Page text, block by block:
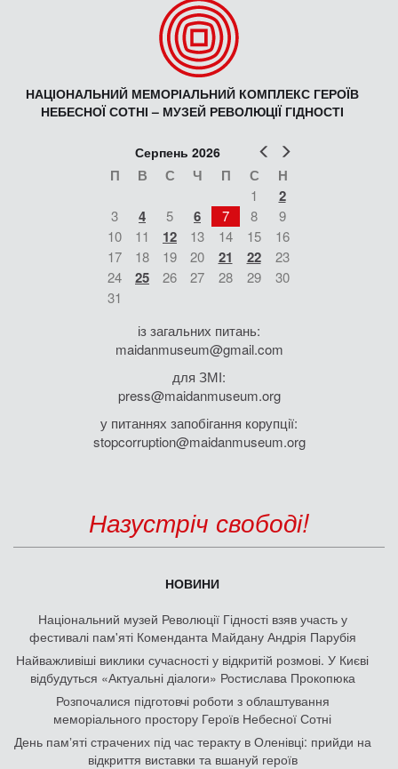
НАЦІОНАЛЬНИЙ МЕМОРІАЛЬНИЙ КОМПЛЕКС ГЕРОЇВ
НЕБЕСНОЇ СОТНІ – МУЗЕЙ РЕВОЛЮЦІЇ ГІДНОСТІ
Попер
Серпень 2026
П В С Ч П С Н
1 2
3 4 5 6 7 8
9
10
11 12 13 14 15
16
17
18 19 20 21 22
23
24
25 26 27 28 29
30
31
із загальних питань:
maidanmuseum@gmail.com
для ЗМІ:
press@maidanmuseum.org
у питаннях запобігання корупції:
stopcorruption@maidanmuseum.org
Назустріч свободі!
НОВИНИ
Національний музей Революції Гідності взяв участь у
фестивалі пам'яті Коменданта Майдану Андрія Парубія
Найважливіші виклики сучасності у відкритій розмові. У Києві
відбудуться «Актуальні діалоги» Ростислава Прокопюка
Розпочалися підготовчі роботи з облаштування
меморіального простору Героїв Небесної Сотні
День памʼяті страчених під час теракту в Оленівці: прийди на
відкриття виставки та вшануй героїв